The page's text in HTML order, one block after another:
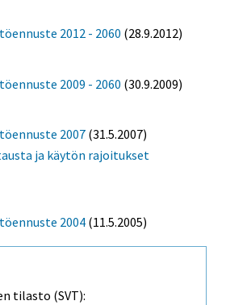
2012 - 2060 (28.9.2012)
2009 - 2060 (30.9.2009)
2007 (31.5.2007)
ja käytön rajoitukset
2004 (11.5.2005)
tilasto (SVT):